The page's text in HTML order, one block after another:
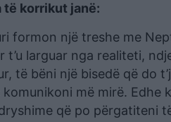
të korrikut janë:
formon një treshe me
t’u larguar nga realiteti,
të bëni një bisedë që do
më mirë. Edhe
që po përgatiteni